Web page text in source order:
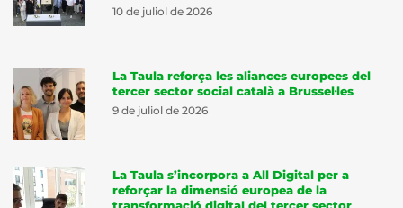
10 de juliol de 2026
La Taula reforça les aliances europees del
tercer sector social català a Brussel·les
9 de juliol de 2026
La Taula s’incorpora a All Digital per a
reforçar la dimensió europea de la
transformació digital del tercer sector